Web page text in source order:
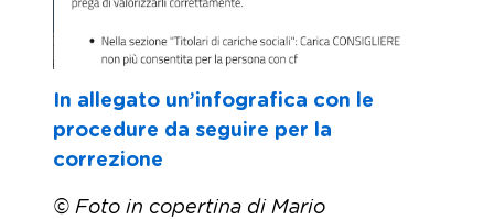
In allegato un’infografica con le
procedure da seguire per la
correzione
© Foto in copertina di Mario